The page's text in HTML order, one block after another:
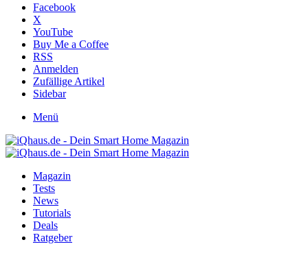
Facebook
X
YouTube
Buy Me a Coffee
RSS
Anmelden
Zufällige Artikel
Sidebar
Menü
Magazin
Tests
News
Tutorials
Deals
Ratgeber